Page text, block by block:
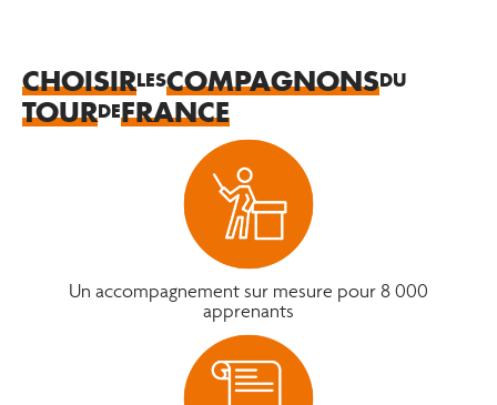
CHOISIRLESCOMPAGNONSDU
TOURDEFRANCE
Un accompagnement sur mesure pour 8 000
apprenants